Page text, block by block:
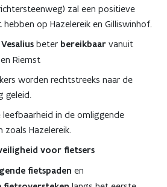
zal een positieve
hebben op Hazelereik en Gilliswinhof.
beter bereikbaar vanuit
Riemst
worden rechtstreeks naar de
geleid.
leefbaarheid in de omliggende
zoals Hazelereik.
voor fietsers
fietspaden en